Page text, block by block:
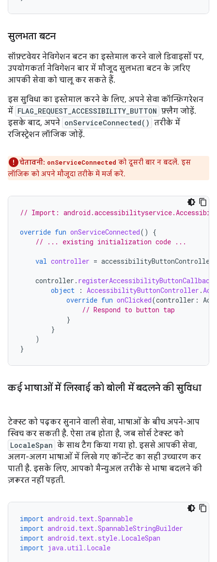
सुलभता बटन
सॉफ़्टवेयर नेविगेशन बटन का इस्तेमाल करने वाले डिवाइसों पर,
उपयोगकर्ता नेविगेशन बार में मौजूद सुलभता बटन के ज़रिए
आपकी सेवा को चालू कर सकते हैं.
इस सुविधा का इस्तेमाल करने के लिए, अपने सेवा कॉन्फ़िगरेशन
में FLAG_REQUEST_ACCESSIBILITY_BUTTON फ़्लैग जोड़ें.
इसके बाद, अपने onServiceConnected() तरीके में
रजिस्ट्रेशन लॉजिक जोड़ें.
चेतावनी: onServiceConnected को दूसरी बार न बदलें. इस
लॉजिक को अपने मौजूदा तरीके में मर्ज करें.
// Import:
override fun onServiceConnected()
{
// ... existing initialization code ...
val controller = accessibilityButtonController
controller . registerAccessibilityButtonCallback
object
: AccessibilityButtonController .
override fun onClicked(controller :
// Respond to button tap
}
}
)
}
कई भाषाओं में लिखाई को बोली में बदलने की सुविधा
टेक्स्ट को पढ़कर सुनाने वाली सेवा, भाषाओं के बीच अपने-आप
स्विच कर सकती है. ऐसा तब होता है, जब सोर्स टेक्स्ट को
LocaleSpan के साथ टैग किया गया हो. इससे आपकी सेवा,
अलग-अलग भाषाओं में लिखे गए कॉन्टेंट का सही उच्चारण कर
पाती है. इसके लिए, आपको मैन्युअल तरीके से भाषा बदलने की
ज़रूरत नहीं पड़ती.
import android.text.Spannable
import android.text.SpannableStringBuilder
import android.text.style.LocaleSpan
import java.util.Locale